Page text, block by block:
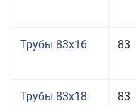
Трубы 83x16 83
Трубы 83x18 83